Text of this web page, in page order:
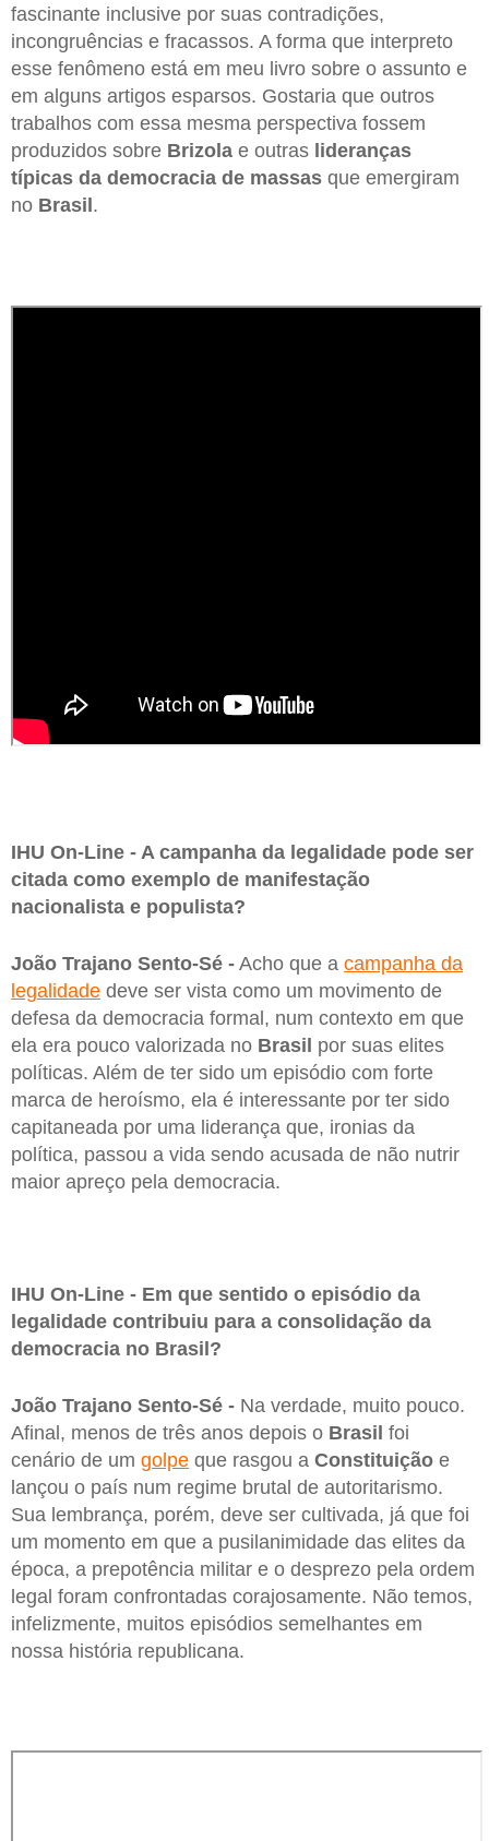
fascinante inclusive por suas contradições,
incongruências e fracassos. A forma que interpreto
esse fenômeno está em meu livro sobre o assunto e
em alguns artigos esparsos. Gostaria que outros
trabalhos com essa mesma perspectiva fossem
produzidos sobre Brizola e outras lideranças
típicas da democracia de massas que emergiram
no Brasil .
IHU On-Line - A campanha da legalidade pode ser
citada como exemplo de manifestação
nacionalista e populista?
João Trajano Sento-Sé - Acho que a campanha da
legalidade deve ser vista como um movimento de
defesa da democracia formal, num contexto em que
ela era pouco valorizada no Brasil por suas elites
políticas. Além de ter sido um episódio com forte
marca de heroísmo, ela é interessante por ter sido
capitaneada por uma liderança que, ironias da
política, passou a vida sendo acusada de não nutrir
maior apreço pela democracia.
IHU On-Line - Em que sentido o episódio da
legalidade contribuiu para a consolidação da
democracia no Brasil?
João Trajano Sento-Sé - Na verdade, muito pouco.
Afinal, menos de três anos depois o Brasil foi
cenário de um golpe que rasgou a Constituição e
lançou o país num regime brutal de autoritarismo.
Sua lembrança, porém, deve ser cultivada, já que foi
um momento em que a pusilanimidade das elites da
época, a prepotência militar e o desprezo pela ordem
legal foram confrontadas corajosamente. Não temos,
infelizmente, muitos episódios semelhantes em
nossa história republicana.